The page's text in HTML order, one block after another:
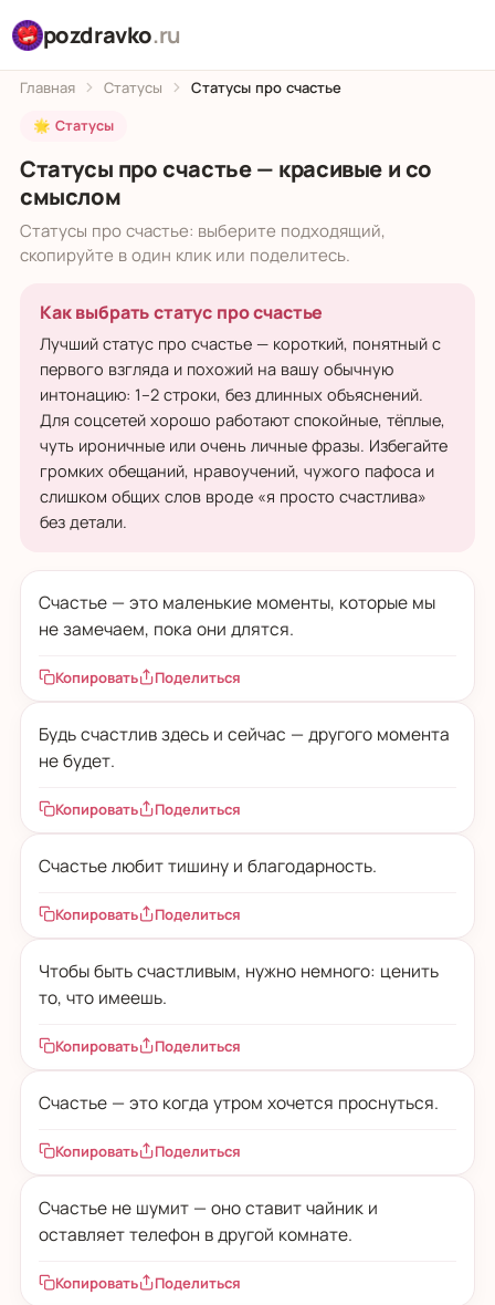
pozdravko.ru
Главная Статусы Статусы про счастье
🌟 Статусы
Статусы про счастье — красивые и со
смыслом
Статусы про счастье: выберите подходящий,
скопируйте в один клик или поделитесь.
Как выбрать статус про счастье
Лучший статус про счастье — короткий, понятный с
первого взгляда и похожий на вашу обычную
интонацию: 1–2 строки, без длинных объяснений.
Для соцсетей хорошо работают спокойные, тёплые,
чуть ироничные или очень личные фразы. Избегайте
громких обещаний, нравоучений, чужого пафоса и
слишком общих слов вроде «я просто счастлива»
без детали.
Счастье — это маленькие моменты, которые мы
не замечаем, пока они длятся.
Копировать Поделиться
Будь счастлив здесь и сейчас — другого момента
не будет.
Копировать Поделиться
Счастье любит тишину и благодарность.
Копировать Поделиться
Чтобы быть счастливым, нужно немного: ценить
то, что имеешь.
Копировать Поделиться
Счастье — это когда утром хочется проснуться.
Копировать Поделиться
Счастье не шумит — оно ставит чайник и
оставляет телефон в другой комнате.
Копировать Поделиться